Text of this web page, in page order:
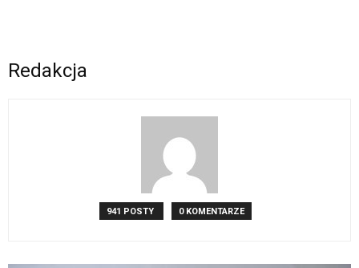
Redakcja
941 POSTY 0 KOMENTARZE